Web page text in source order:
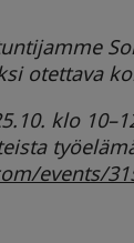
otettava
klo 10–
events/